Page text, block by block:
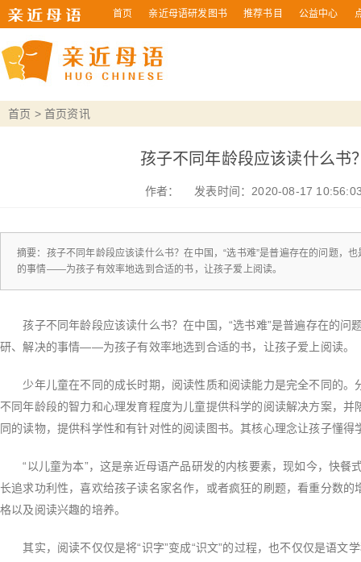
首页 亲近母语研发图书 推荐书目 公益中心
首页 >首页资讯
孩子不同年龄段应该读什么书
作者： 发表时间：2020-08-17
摘要：孩子不同年龄段应该读什么书？在中国，“选书难”是普遍存在的问题，
的事情——为孩子有效率地选到合适的书，让孩子爱上阅读。
孩子不同年龄段应该读什么书？在中国，“选书难”是普遍存在的问
研、解决的事情——为孩子有效率地选到合适的书，让孩子爱上阅读。
少年儿童在不同的成长时期，阅读性质和阅读能力是完全不同的。
不同年龄段的智力和心理发育程度为儿童提供科学的阅读解决方案，并
同的读物，提供科学性和有针对性的阅读图书。其核心理念让孩子懂得
“以儿童为本”，这是亲近母语产品研发的内核要素，现如今，快餐
长追求功利性，喜欢给孩子读名家名作，或者疯狂的刷题，看重分数的
格以及阅读兴趣的培养。
其实，阅读不仅仅是将“识字”变成“识文”的过程，也不仅仅是语文学